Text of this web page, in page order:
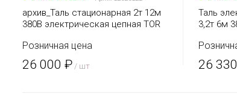
архив_Таль стационарная 2т 12м
380В электрическая цепная TOR
Розничная цена
26 000 ₽ / шт
Таль
3,2т 6м
26